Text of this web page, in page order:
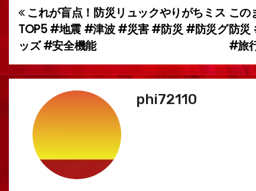
投
稿
ナ
ゲ
ー
この
防災
#旅
これが盲点！防災リュックやりがちミス
TOP5 #地震 #津波 #災害 #防災 #防災グ
ッズ #安全機能
phi72110